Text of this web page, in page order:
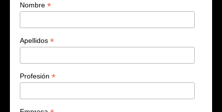
Nombre *
Apellidos *
Profesión *